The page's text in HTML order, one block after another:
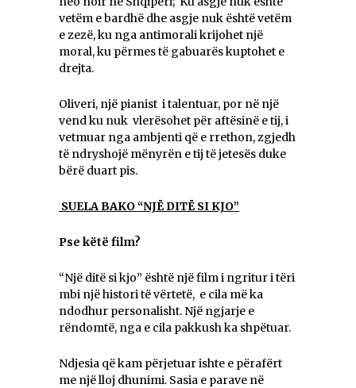
vetëm e bardhë dhe asgje nuk është vetëm
e zezë, ku nga antimorali krijohet një
moral, ku përmes të gabuarës kuptohet e
drejta.
Oliveri, një pianist i talentuar, por në një
vend ku nuk vlerësohet për aftësinë e tij, i
vetmuar nga ambjenti që e rrethon, zgjedh
të ndryshojë mënyrën e tij të jetesës duke
bërë duart pis.
SUELA BAKO “NJЁ DITЁ SI KJO”
Pse këtë film?
“Një ditë si kjo” është një film i ngritur i tëri
mbi një histori të vërtetë, e cila më ka
ndodhur personalisht. Një ngjarje e
rëndomtë, nga e cila pakkush ka shpëtuar.
Ndjesia që kam përjetuar ishte e përafërt
me një lloj dhunimi. Sasia e parave në